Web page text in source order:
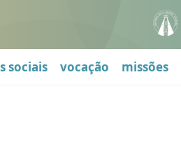
sociais vocação missões